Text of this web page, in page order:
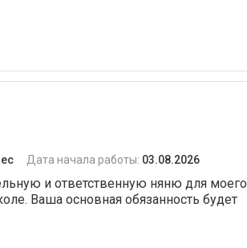
Дата начала работы: 03.08.2026
и ответственную няню для моего
Ваша основная обязанность будет